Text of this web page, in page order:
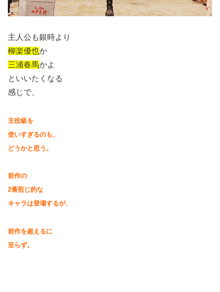
主人公も銀時より
柳楽優也か
三浦春馬かよ
といいたくなる
感じで、
主役級を
使いすぎるのも、
どうかと思う。
前作の
2番煎じ的な
キャラは登場するが、
前作を超えるに
至らず。